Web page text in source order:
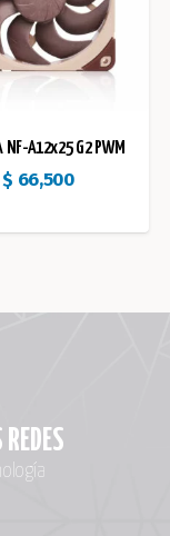
NF-A12x25 G2 PWM
$ 66,500